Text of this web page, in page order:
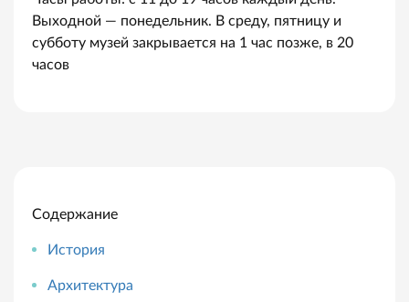
Выходной — понедельник. В среду, пятницу и
субботу музей закрывается на 1 час позже, в 20
часов
Содержание
История
Архитектура